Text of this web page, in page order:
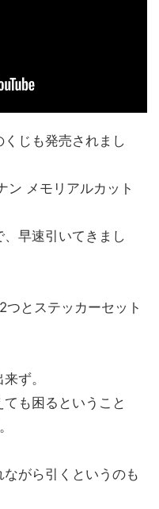
じも発売されまし
ン メモリアルカット
早速引いてきまし
とステッカーセット
ず。
も困るということ
がら引くというのも